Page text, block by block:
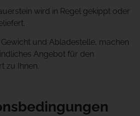
wird in Regel gekippt oder
und Abladestelle, machen
Angebot für den
zu Ihnen.